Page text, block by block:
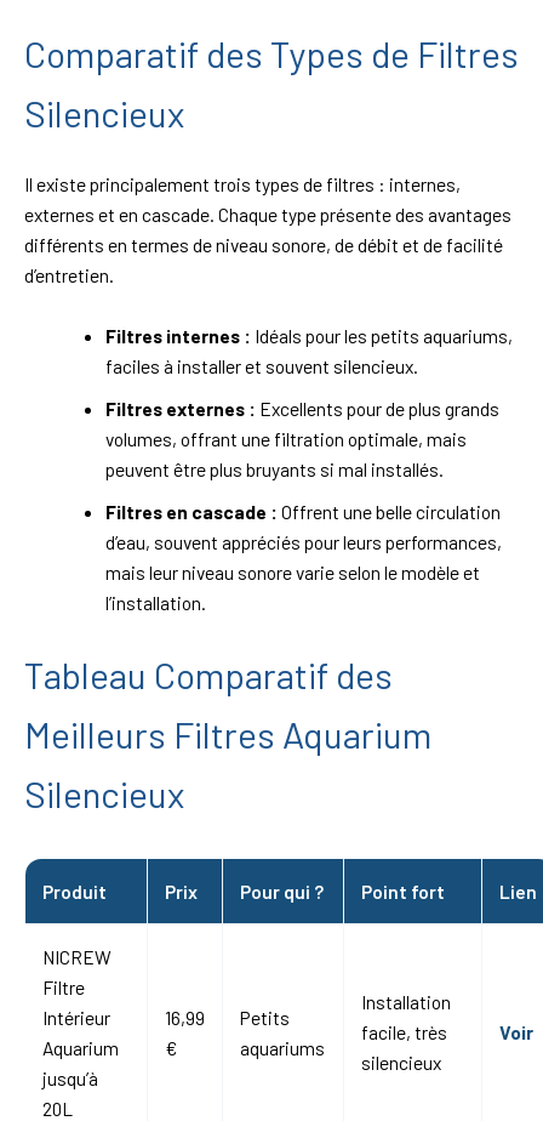
Comparatif des Types de Filtres
Silencieux
Il existe principalement trois types de filtres : internes,
externes et en cascade. Chaque type présente des avantages
différents en termes de niveau sonore, de débit et de facilité
d’entretien.
Filtres internes : Idéals pour les petits aquariums,
faciles à installer et souvent silencieux.
Filtres externes : Excellents pour de plus grands
volumes, offrant une filtration optimale, mais
peuvent être plus bruyants si mal installés.
Filtres en cascade : Offrent une belle circulation
d’eau, souvent appréciés pour leurs performances,
mais leur niveau sonore varie selon le modèle et
l’installation.
Tableau Comparatif des
Meilleurs Filtres Aquarium
Silencieux
Produit Prix Pour qui ? Point fort Lien
NICREW
Filtre
Intérieur
Aquarium
jusqu’à
20L
16,99
€
Petits
aquariums
Installation
facile, très
silencieux
Voir